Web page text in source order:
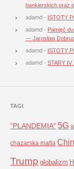
bankierskich oraz
adamd - ISTOTY
adamd - Pamięć
— Jarosław
adamd - ISTOTY
adamd - STARY
TAGI
"PLANDEMIA" 5G
chazarska mafia
Trump globalizm